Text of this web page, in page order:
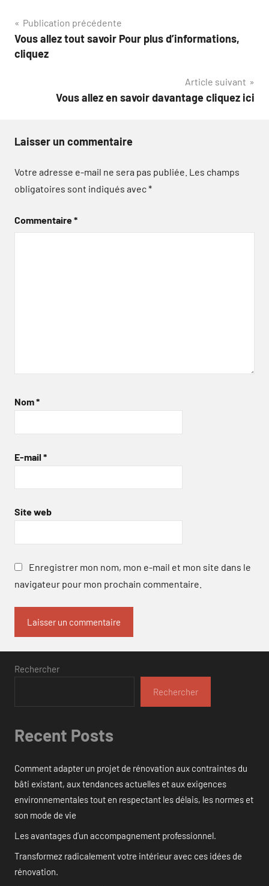
Navigation
de
Publication précédente
Vous allez tout savoir Pour plus d’informations,
cliquez
Article suivant
Vous allez en savoir davantage cliquez ici
Laisser un commentaire
Votre adresse e-mail ne sera pas publiée. Les champs
obligatoires sont indiqués avec*
Commentaire*
Nom*
E-mail *
Site web
Enregistrer mon nom, mon e-mail et mon site dans le
navigateur pour mon prochain commentaire.
Rechercher
Rechercher
Recent Posts
Comment adapter un projet de rénovation aux contraintes du
bâti existant, aux tendances actuelles et aux exigences
environnementales tout en respectant les délais, les normes et
son mode de vie
Les avantages d’un accompagnement professionnel.
Transformez radicalement votre intérieur avec ces idées de
rénovation.